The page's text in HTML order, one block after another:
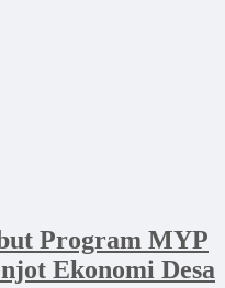
Program MYP
Ekonomi Desa